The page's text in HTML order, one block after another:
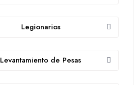
Legionarios
Levantamiento de Pesas